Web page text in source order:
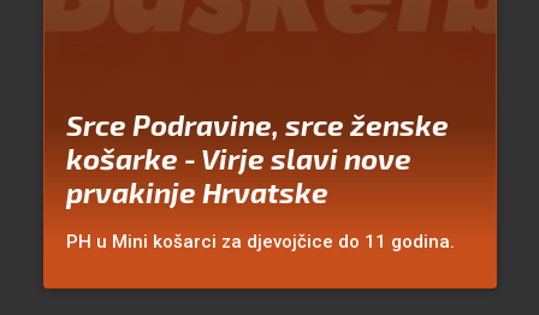
Srce Podravine, srce ženske
košarke - Virje slavi nove
prvakinje Hrvatske
PH u Mini košarci za djevojčice do 11 godina.